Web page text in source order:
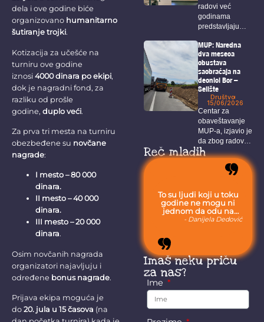
dela i ove godine biće
organizovano humanitarno
šutiranje trojki.
Kotizacija za učešće na
turniru ove godine
iznosi 4000 dinara po ekipi,
dok je nagradni fond, za
razliku od prošle
godine, duplo veći.
Za prva tri mesta na turniru
obezbeđene su novčane
nagrade:
I mesto – 80 000
dinara.
II mesto – 40 000
dinara.
III mesto – 20 000
dinara.
Osim novčanih nagrada
organizatori najavljuju i
određene bonus nagrade.
Prijava ekipa moguća je
do 20. jula u 15 časova (na
radovi već
godinama
predstavljaju
sliku Bora, a
među...
MUP: Naredna
dva meseca
obustava
saobraćaja na
deonici Bor –
Selište
Društvo
15/06/2026
Centar za
obaveštavanje
MUP-a, izjavio je
da zbog radova
na...
Reč mladih
To su ljudi koji u toku
godine ne mogu ni
jednom da odu na
more, jer moraju da
- Danijela Dedović
Imaš neku priču
za nas?
Ime